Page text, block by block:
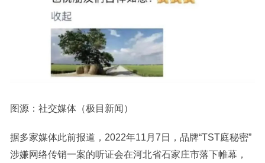
图源：社交媒体（极目新闻）
据多家媒体此前报道，2022年11月7日，品牌“TST庭秘密”
涉嫌网络传销一案的听证会在河北省石家庄市落下帷幕，